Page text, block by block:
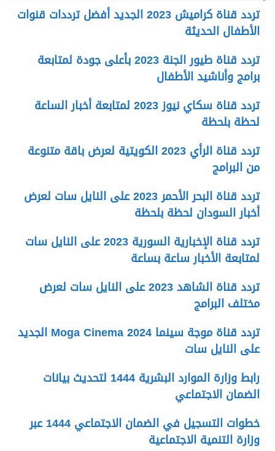
تردد قناة كراميش 2023 الجديد أفضل ترددات قنوات
الأطفال الحديثة
تردد قناة طيور الجنة 2023 بأعلى جودة لمتابعة
برامج وأناشيد الأطفال
تردد قناة سكاي نيوز 2023 لمتابعة أخبار الساعة
لحظة بلحظة
تردد قناة الرأي 2023 الكويتية لعرض باقة متنوعة
من البرامج
تردد قناة البحر الأحمر 2023 على النايل سات لعرض
أخبار السودان لحظة بلحظة
تردد قناة الإخبارية السورية 2023 على النايل سات
لمتابعة الأخبار ساعة بساعة
تردد قناة الشاهد 2023 على النايل سات لعرض
مختلف البرامج
تردد قناة موجة سينما 2024 Moga Cinema الجديد
على النايل سات
رابط وزارة الموارد البشرية 1444 لتحديث بيانات
الضمان الاجتماعي
خطوات التسجيل في الضمان الاجتماعي 1444 عبر
وزارة التنمية الاجتماعية